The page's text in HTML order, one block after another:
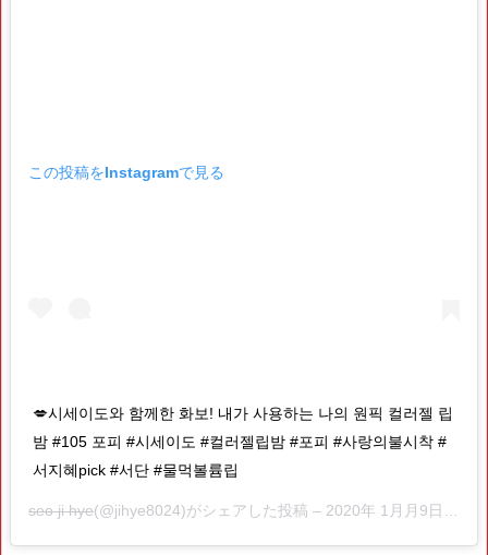
この投稿をInstagramで見る
💋시세이도와 함께한 화보! 내가 사용하는 나의 원픽 컬러젤 립
밤 #105 포피 #시세이도 #컬러젤립밤 #포피 #사랑의불시착 #
서지혜pick #서단 #물먹볼륨립
seo ji hye(@jihye8024)がシェアした投稿 – 2020年 1月月9日午前2時53分PST